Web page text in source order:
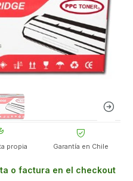
propia Garantía en Chile
o factura en el checkout